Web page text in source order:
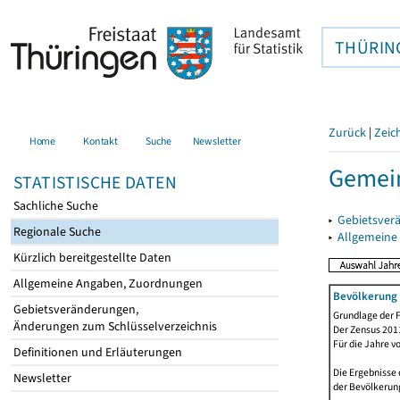
Home Kontakt Suche Newsletter
STATISTISCHE DATEN
Sachliche Suche
Regionale Suche
Kürzlich bereitgestellte Daten
Allgemeine Angaben, Zuordnungen
Gebietsveränderungen,
Änderungen zum Schlüsselverzeichnis
Definitionen und Erläuterungen
Newsletter
Zurück |
▸
▸
Grundlage der
Der Zensus
Für die Jahre
Die
der